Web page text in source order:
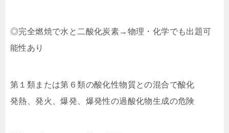
◎完全燃焼で水と二酸化炭素→物理・化学でも出題可
能性あり
第１類または第６類の酸化性物質との混合で酸化
発熱、発火、爆発、爆発性の過酸化物生成の危険